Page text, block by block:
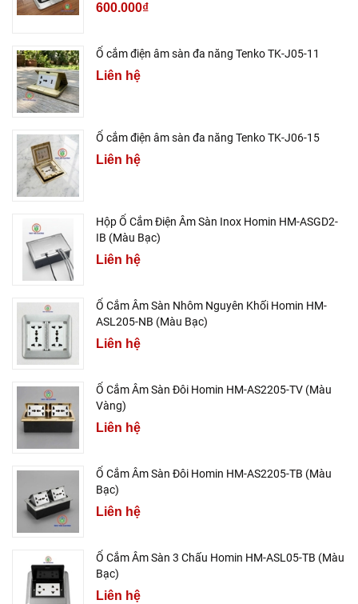
600.000₫
Ổ cắm điện âm sàn đa năng Tenko TK-J05-11
Liên hệ
Ổ cắm điện âm sàn đa năng Tenko TK-J06-15
Liên hệ
Hộp Ổ Cắm Điện Âm Sàn Inox Homin HM-ASGD2-
IB (Màu Bạc)
Liên hệ
Ổ Cắm Âm Sàn Nhôm Nguyên Khối Homin HM-
ASL205-NB (Màu Bạc)
Liên hệ
Ổ Cắm Âm Sàn Đôi Homin HM-AS2205-TV (Màu
Vàng)
Liên hệ
Ổ Cắm Âm Sàn Đôi Homin HM-AS2205-TB (Màu
Bạc)
Liên hệ
Ổ Cắm Âm Sàn 3 Chấu Homin HM-ASL05-TB (Màu
Bạc)
Liên hệ